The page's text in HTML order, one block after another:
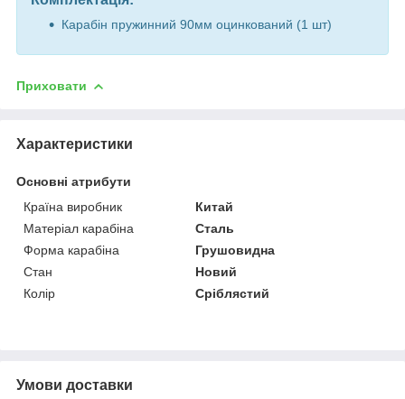
Карабін пружинний 90мм оцинкований (1 шт)
Приховати
Характеристики
Основні атрибути
Країна виробник
Китай
Матеріал карабіна
Сталь
Форма карабіна
Грушовидна
Стан
Новий
Колір
Сріблястий
Умови доставки